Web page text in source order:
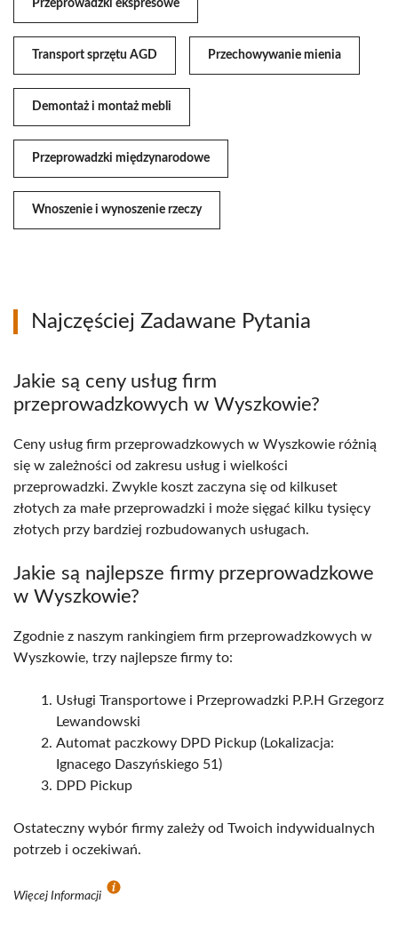
Przeprowadzki ekspresowe
Transport sprzętu AGD Przechowywanie mienia
Demontaż i montaż mebli
Przeprowadzki międzynarodowe
Wnoszenie i wynoszenie rzeczy
Najczęściej Zadawane Pytania
Jakie są ceny usług firm
przeprowadzkowych w Wyszkowie?
Ceny usług firm przeprowadzkowych w Wyszkowie różnią
się w zależności od zakresu usług i wielkości
przeprowadzki. Zwykle koszt zaczyna się od kilkuset
złotych za małe przeprowadzki i może sięgać kilku tysięcy
złotych przy bardziej rozbudowanych usługach.
Jakie są najlepsze firmy przeprowadzkowe
w Wyszkowie?
Zgodnie z naszym rankingiem firm przeprowadzkowych w
Wyszkowie, trzy najlepsze firmy to:
Usługi Transportowe i Przeprowadzki P.P.H Grzegorz
Lewandowski
Automat paczkowy DPD Pickup (Lokalizacja:
Ignacego Daszyńskiego 51)
DPD Pickup
Ostateczny wybór firmy zależy od Twoich indywidualnych
potrzeb i oczekiwań.
Więcej Informacji